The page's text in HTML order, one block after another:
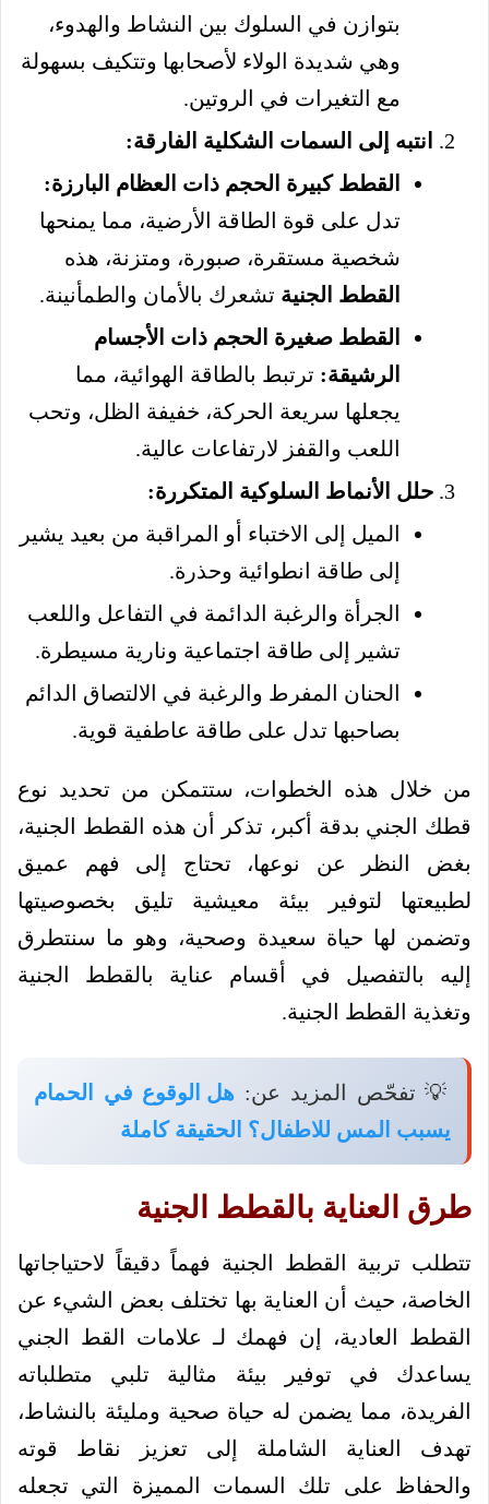
بتوازن في السلوك بين النشاط والهدوء،
وهي شديدة الولاء لأصحابها وتتكيف بسهولة
مع التغيرات في الروتين.
انتبه إلى السمات الشكلية الفارقة:
القطط كبيرة الحجم ذات العظام البارزة:
تدل على قوة الطاقة الأرضية، مما يمنحها
شخصية مستقرة، صبورة، ومتزنة، هذه
القطط الجنية تشعرك بالأمان والطمأنينة.
القطط صغيرة الحجم ذات الأجسام
الرشيقة: ترتبط بالطاقة الهوائية، مما
يجعلها سريعة الحركة، خفيفة الظل، وتحب
اللعب والقفز لارتفاعات عالية.
حلل الأنماط السلوكية المتكررة:
الميل إلى الاختباء أو المراقبة من بعيد يشير
إلى طاقة انطوائية وحذرة.
الجرأة والرغبة الدائمة في التفاعل واللعب
تشير إلى طاقة اجتماعية ونارية مسيطرة.
الحنان المفرط والرغبة في الالتصاق الدائم
بصاحبها تدل على طاقة عاطفية قوية.
من خلال هذه الخطوات، ستتمكن من تحديد نوع
قطك الجني بدقة أكبر، تذكر أن هذه القطط الجنية،
بغض النظر عن نوعها، تحتاج إلى فهم عميق
لطبيعتها لتوفير بيئة معيشية تليق بخصوصيتها
وتضمن لها حياة سعيدة وصحية، وهو ما سنتطرق
إليه بالتفصيل في أقسام عناية بالقطط الجنية
وتغذية القطط الجنية.
💡 تفحّص المزيد عن: هل الوقوع في الحمام
يسبب المس للاطفال؟ الحقيقة كاملة
طرق العناية بالقطط الجنية
تتطلب تربية القطط الجنية فهماً دقيقاً لاحتياجاتها
الخاصة، حيث أن العناية بها تختلف بعض الشيء عن
القطط العادية، إن فهمك لـ علامات القط الجني
يساعدك في توفير بيئة مثالية تلبي متطلباته
الفريدة، مما يضمن له حياة صحية ومليئة بالنشاط،
تهدف العناية الشاملة إلى تعزيز نقاط قوته
والحفاظ على تلك السمات المميزة التي تجعله